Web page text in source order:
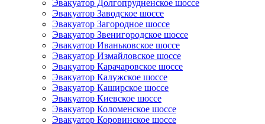
Эвакуатор Долгопрудненское шоссе
Эвакуатор Заводское шоссе
Эвакуатор Загородное шоссе
Эвакуатор Звенигородское шоссе
Эвакуатор Иваньковское шоссе
Эвакуатор Измайловское шоссе
Эвакуатор Карачаровское шоссе
Эвакуатор Калужское шоссе
Эвакуатор Каширское шоссе
Эвакуатор Киевское шоссе
Эвакуатор Коломенское шоссе
Эвакуатор Коровинское шоссе